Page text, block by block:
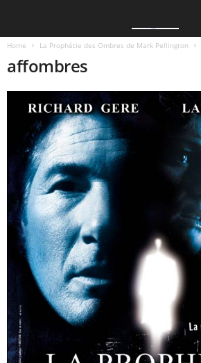
Home La Prophétie des Ombres de Mark Pellington
affombres